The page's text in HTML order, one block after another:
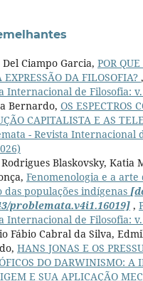
Ciampo Garcia, POR
EXPRESSÃO DA FILOSOFIA? ,
Internacional de Filosofia:
Bernardo, OS ESPECTROS
CAPITALISTA E AS
- Revista Internacional
Blaskovsky, Katia
Fenomenologia e a arte
das populações indígenas
problemata.v4i1.16019],
Internacional de Filosofia:
Fábio Cabral da Silva,
HANS JONAS E OS
DO DARWINISMO: A
E SUA APLICAÇÃO